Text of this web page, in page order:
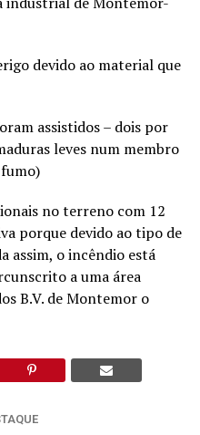
devido ao material que
assistidos – dois por
leves num membro
no terreno com 12
porque devido ao tipo de
assim, o incêndio está
a uma área
B.V. de Montemor o